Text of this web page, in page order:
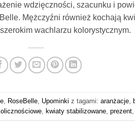
wdzięczności, szacunku i
Mężczyźni również kochają
wachlarzu kolorystycznym.
, RoseBelle, Upominki z tagami: aranżacje,
,kwiaty stabilizowane ,prezent